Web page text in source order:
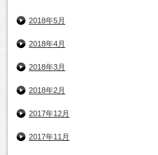
2018年5月
2018年4月
2018年3月
2018年2月
2017年12月
2017年11月